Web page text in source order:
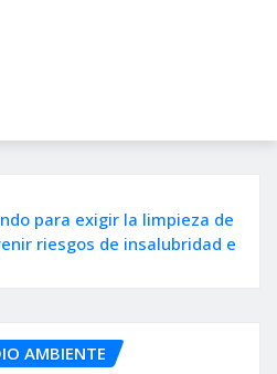
para exigir la limpieza de
riesgos de insalubridad e
AMBIENTE